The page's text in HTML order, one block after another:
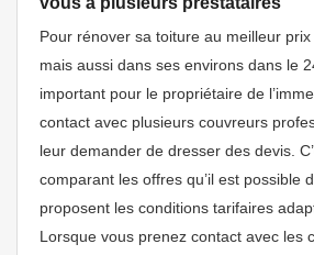
Pour rénover sa toiture au meilleur
mais aussi dans ses environs dans le
important pour le propriétaire de
contact avec plusieurs couvreurs
leur demander de dresser des devis.
comparant les offres qu’il est possible
proposent les conditions tarifaires
Lorsque vous prenez contact avec les